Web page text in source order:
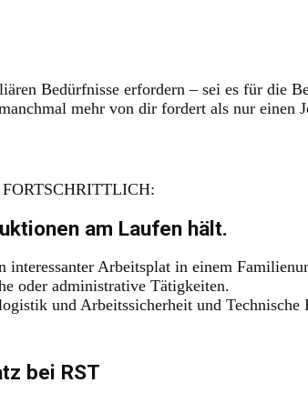
Bedürfnisse erfordern – sei es für die
mehr von dir fordert als nur einen
am Laufen hält.
Arbeitsplat in einem
oder administrative Tätigkeiten.
und Arbeitssicherheit und Technische
bei RST